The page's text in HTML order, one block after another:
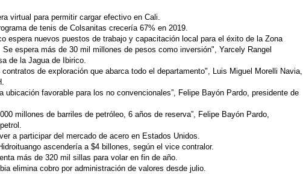
virtual para permitir cargar efectivo en Cali.
de tenis de Colsanitas crecería 67% en 2019.
espera nuevos puestos de trabajo y capacitación local para el éxito de la Zona
espera más de 30 mil millones de pesos como inversión", Yarcely Rangel
de la Jagua de Ibirico.
de exploración que abarca todo el departamento", Luis Miguel Morelli Navia,
ubicación favorable para los no convencionales”, Felipe Bayón Pardo, presidente de
millones de barriles de petróleo, 6 años de reserva”, Felipe Bayón Pardo,
a participar del mercado de acero en Estados Unidos.
ascendería a $4 billones, según el vice contralor.
más de 320 mil sillas para volar en fin de año.
elimina cobro por administración de valores desde julio.